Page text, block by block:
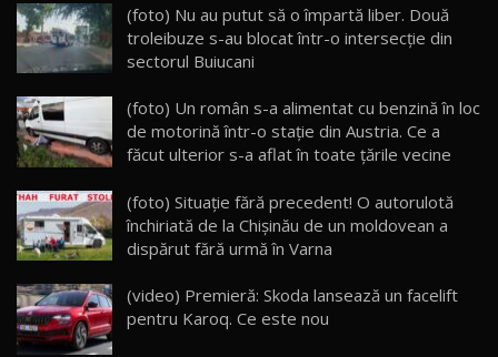
23
Lynk & Co 01 / Test Drive AutoBlog.MD
25:19
24
ZEEKR 009: Cel mai Performant și Confortabil
Van Electric Testat în Moldova / AutoBlog.MD
26:38
25
mai Exclusiv și Puternic Defender Testat în
Moldova
32:21
26
AutoBlog.MD
10:57
(foto) Nu au putut să o împartă liber. Două
troleibuze s-au blocat într-o intersecție din
sectorul Buiucani
(foto) Un român s-a alimentat cu benzină în loc
de motorină într-o staţie din Austria. Ce a
făcut ulterior s-a aflat în toate ţările vecine
(foto) Situaţie fără precedent! O autorulotă
închiriată de la Chişinău de un moldovean a
dispărut fără urmă în Varna
(video) Premieră: Skoda lansează un facelift
pentru Karoq. Ce este nou